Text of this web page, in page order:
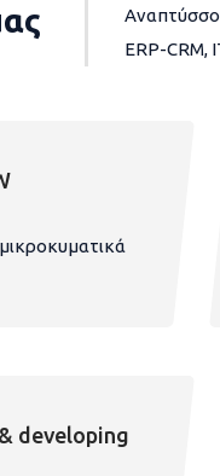
ERP-CRM,
developing